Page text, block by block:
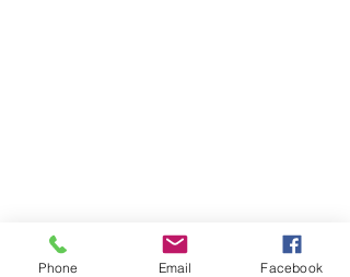
Phone Email Facebook